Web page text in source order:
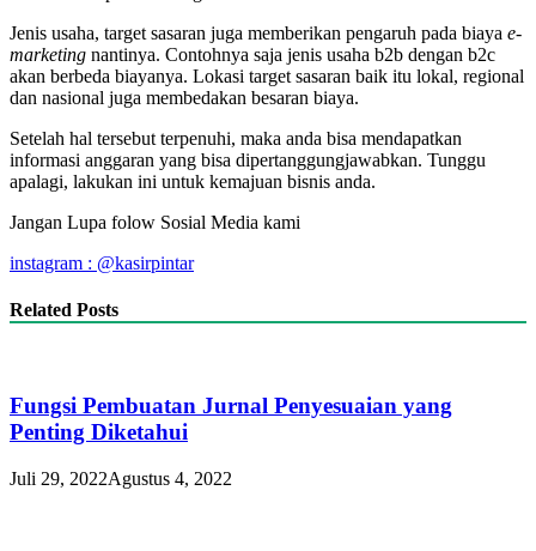
Jenis usaha, target sasaran juga memberikan pengaruh pada biaya e-
marketing nantinya. Contohnya saja jenis usaha b2b dengan b2c
akan berbeda biayanya. Lokasi target sasaran baik itu lokal, regional
dan nasional juga membedakan besaran biaya.
Setelah hal tersebut terpenuhi, maka anda bisa mendapatkan
informasi anggaran yang bisa dipertanggungjawabkan. Tunggu
apalagi, lakukan ini untuk kemajuan bisnis anda.
Jangan Lupa folow Sosial Media kami
instagram : @kasirpintar
Related Posts
Fungsi Pembuatan Jurnal Penyesuaian yang
Penting Diketahui
Juli 29, 2022Agustus 4, 2022